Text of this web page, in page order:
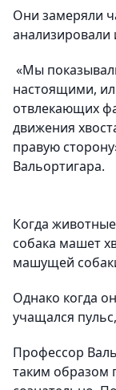
Они замеряли
анализировали
«Мы
настоящими,
отвлекающих
движения
правую
Вальортигара.
Когда
собака машет
машущей
Однако когда
учащался
Профессор
таким образом